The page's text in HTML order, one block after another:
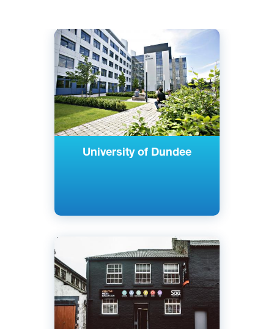
University of Dundee
Английский
Данди, Шотландия
Государственный
Глазго, Шотландия
Частный